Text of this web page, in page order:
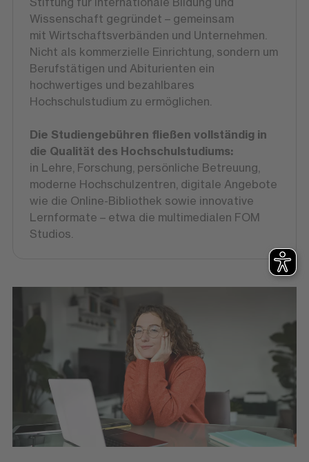
Wissenschaft gegründet – gemeinsam
mit Wirtschaftsverbänden und Unternehmen.
Nicht als kommerzielle Einrichtung, sondern um
Berufstätigen und Abiturienten ein
hochwertiges und bezahlbares
Hochschulstudium zu ermöglichen.
Die Studiengebühren fließen vollständig in
die Qualität des Hochschulstudiums:
in Lehre, Forschung, persönliche Betreuung,
moderne Hochschulzentren, digitale Angebote
wie die Online-Bibliothek sowie innovative
Lernformate – etwa die multimedialen FOM
Studios.